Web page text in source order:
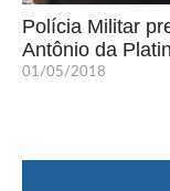
Polícia Militar
Antônio da
01/05/2018